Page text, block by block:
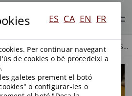
BLOG LA LLIBERTAT DE L'ADMINISTRACIÓ PER A FIXAR ELS INTERESSOS DE DEMORA EN ELS CONTRACTES PÚBLICS. LES SENTÈNCIES DEL TS DE 29 D'OCTUBRE I DE 14 DE NOVEMBRE DE 2018.
ES CA EN FR
Per continuar navegant
de cookies o bé procedeixi a
galetes prement el botó
o configurar-les o